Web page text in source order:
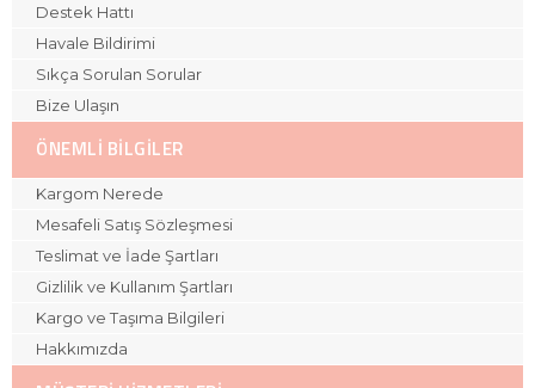
Destek Hattı
Havale Bildirimi
Sıkça Sorulan Sorular
Bize Ulaşın
ÖNEMLI BILGILER
Kargom Nerede
Mesafeli Satış Sözleşmesi
Teslimat ve İade Şartları
Gizlilik ve Kullanım Şartları
Kargo ve Taşıma Bilgileri
Hakkımızda